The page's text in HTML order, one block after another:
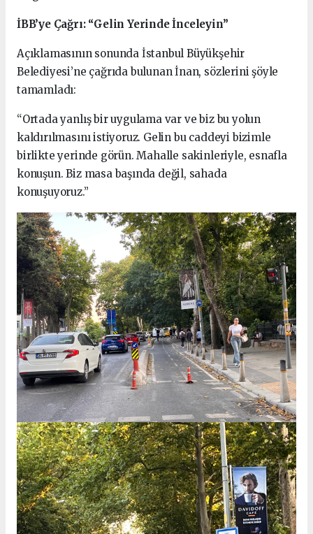
İBB’ye Çağrı: “Gelin Yerinde İnceleyin”
Açıklamasının sonunda İstanbul Büyükşehir
Belediyesi’ne çağrıda bulunan İnan, sözlerini şöyle
tamamladı:
“Ortada yanlış bir uygulama var ve biz bu yolun
kaldırılmasını istiyoruz. Gelin bu caddeyi bizimle
birlikte yerinde görün. Mahalle sakinleriyle, esnafla
konuşun. Biz masa başında değil, sahada
konuşuyoruz.”